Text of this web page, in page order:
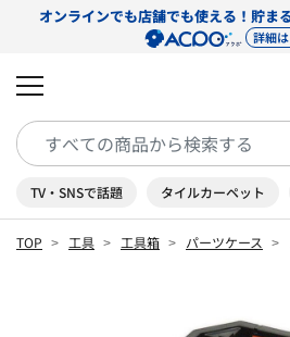
オンラインでも店舗でも使える！貯ま
詳細
TV・SNSで話題 タイルカーペット
TOP 工具 工具箱 パーツケース